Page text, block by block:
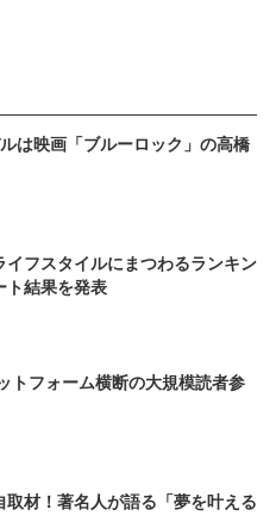
は映画「ブルーロック」の高橋
イフスタイルにまつわるランキン
ト結果を発表
トフォーム横断の大規模読者参
取材！著名人が語る「夢を叶える